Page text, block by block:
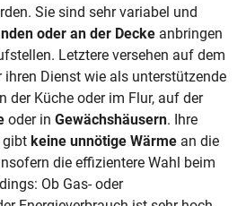
Sie sind sehr variabel und
oder an der Decke anbringen
Letztere versehen auf dem
Dienst wie als unterstützende
der Küche oder im Flur, auf der
oder in Gewächshäusern. Ihre
gibt keine unnötige Wärme an die
die effizientere Wahl beim
Ob Gas- oder